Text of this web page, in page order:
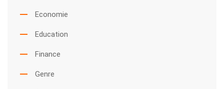
Economie
Education
Finance
Genre